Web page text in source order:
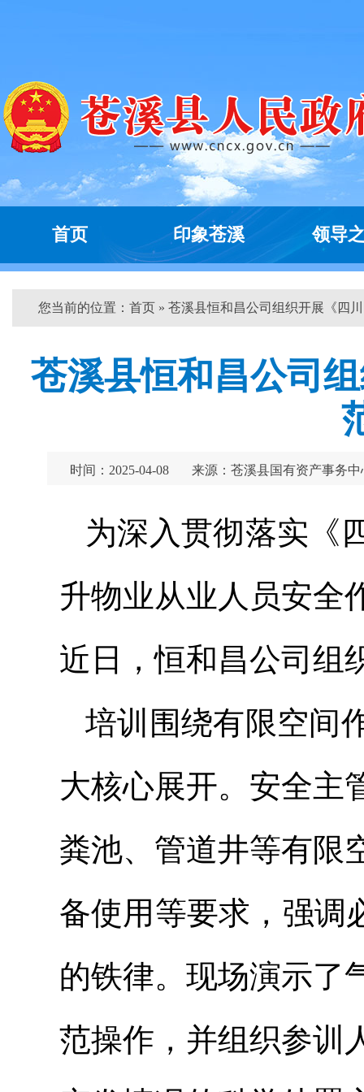
首页 印象苍溪 领导
您当前的位置： 首页 » 苍溪县恒和昌公司组织开展《四
苍溪县恒和昌公司
时间：2025-04-08 来源：苍溪县国有资产事务中
为深入贯彻落实《
升物业从业人员安全
近日，恒和昌公司组
培训围绕有限空间
大核心展开。安全主
粪池、管道井等有限
备使用等要求，强调
的铁律。现场演示了
范操作，并组织参训